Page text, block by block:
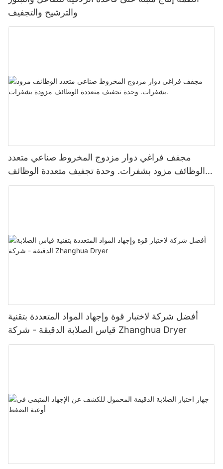
والترشيح والتجفيف
مجفف فراغي دوار مزدوج المخروط صناعي متعدد
الوظائف مزود بشفرات. وحدة تجفيف متعددة الوظائف
مزودة بشفرات.
أفضل شركة لاختبار قوة وإجهاد المواد المتعددة بتقنية
قياس الصلابة الدقيقة - شركة Zhanghua Dryer